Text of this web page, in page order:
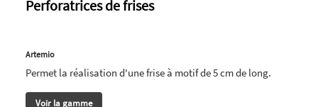
Perforatrices de frises
Artemio
Permet la réalisation d'une frise à motif de 5 cm de long.
Voir la gamme